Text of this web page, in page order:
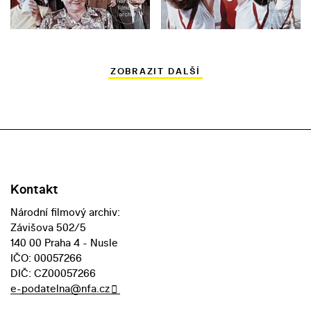
ZOBRAZIT DALŠÍ
Kontakt
Národní filmový archiv:
Závišova 502/5
140 00 Praha 4 - Nusle
IČO: 00057266
DIČ: CZ00057266
e-podatelna@nfa.cz